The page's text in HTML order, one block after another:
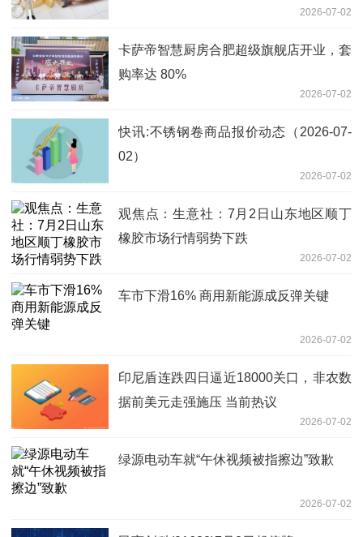
2026-07-02
卡萨帝智慧厨房合肥超级旗舰店开业，套
购率达 80%
2026-07-02
快讯:不锈钢卷商品报价动态（2026-07-
02）
2026-07-02
观焦点：生意社：7月2日山东地区顺丁
橡胶市场行情弱势下跌
2026-07-02
车市下滑16% 商用新能源成反弹关键
2026-07-02
印尼盾连跌四日逼近18000关口，非农数
据前美元走强施压 当前热议
2026-07-02
绿源电动车就“午休视频被指擦边”致歉
2026-07-02